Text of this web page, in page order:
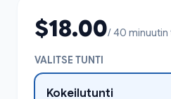
$18.00/ 40 minuutin
VALITSE TUNTI
Kokeilutunti